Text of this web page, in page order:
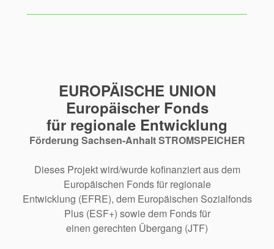
EUROPÄISCHE UNION
Europäischer Fonds
für regionale Entwicklung
Förderung Sachsen-Anhalt STROMSPEICHER
Dieses Projekt wird/wurde kofinanziert aus dem
Europäischen Fonds für regionale
Entwicklung (EFRE), dem Europäischen Sozialfonds
Plus (ESF+) sowie dem Fonds für
einen gerechten Übergang (JTF)